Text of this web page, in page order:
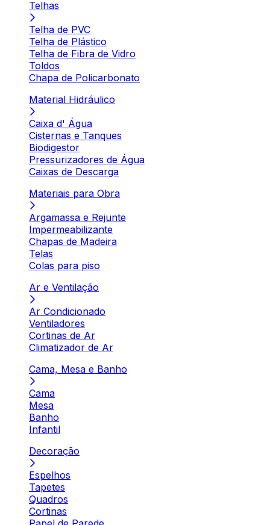
Telhas
Telha de PVC
Telha de Plástico
Telha de Fibra de Vidro
Toldos
Chapa de Policarbonato
Material Hidráulico
Caixa d' Água
Cisternas e Tanques
Biodigestor
Pressurizadores de Água
Caixas de Descarga
Materiais para Obra
Argamassa e Rejunte
Impermeabilizante
Chapas de Madeira
Telas
Colas para piso
Ar e Ventilação
Ar Condicionado
Ventiladores
Cortinas de Ar
Climatizador de Ar
Cama, Mesa e Banho
Cama
Mesa
Banho
Infantil
Decoração
Espelhos
Tapetes
Quadros
Cortinas